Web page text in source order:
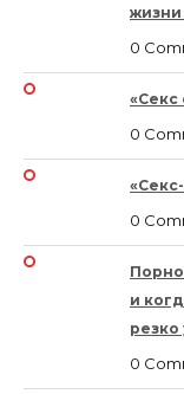
жизни
0
«Секс
0
0
и
резко
0